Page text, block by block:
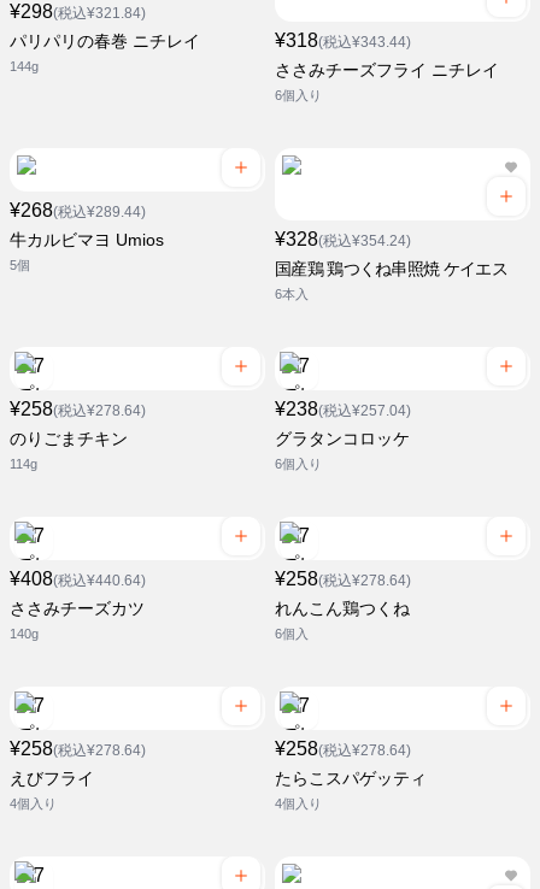
¥298(税込¥321.84)
パリパリの春巻 ニチレイ
144g
¥318(税込¥343.44)
ささみチーズフライ ニチレイ
6個入り
¥268(税込¥289.44)
牛カルビマヨ Umios
5個
¥328(税込¥354.24)
国産鶏 鶏つくね串照焼 ケイエス
6本入
¥258(税込¥278.64)
のりごまチキン
114g
¥238(税込¥257.04)
グラタンコロッケ
6個入り
¥408(税込¥440.64)
ささみチーズカツ
140g
¥258(税込¥278.64)
れんこん鶏つくね
6個入
¥258(税込¥278.64)
えびフライ
4個入り
¥258(税込¥278.64)
たらこスパゲッティ
4個入り